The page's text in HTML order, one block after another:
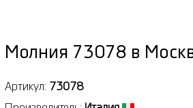
Молния 73078 в
Артикул: 73078